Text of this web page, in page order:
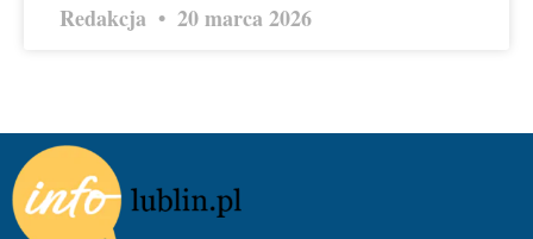
Redakcja 20 marca 2026